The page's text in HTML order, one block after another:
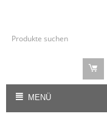
MENÜ